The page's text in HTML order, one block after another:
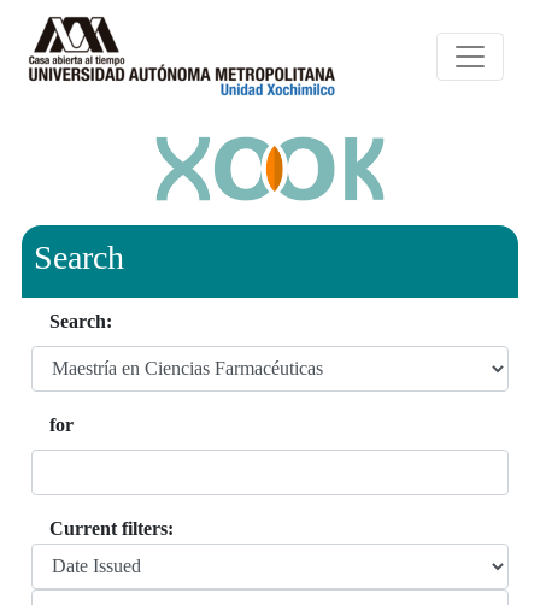
Search
Search:
for
Current filters: